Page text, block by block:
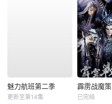
魅力航班第二季
更新至第14集
霹雳战魔策
已完结